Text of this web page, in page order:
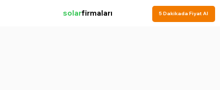
solarfirmaları 5 Dakikada Fiyat Al